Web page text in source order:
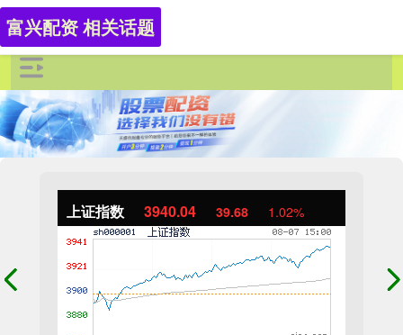
上证指数 3940.04 39.68 1.02%
富兴配资 相关话题